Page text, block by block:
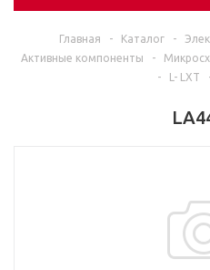
Главная - Каталог -
Активные компоненты
-
-
L- LXT